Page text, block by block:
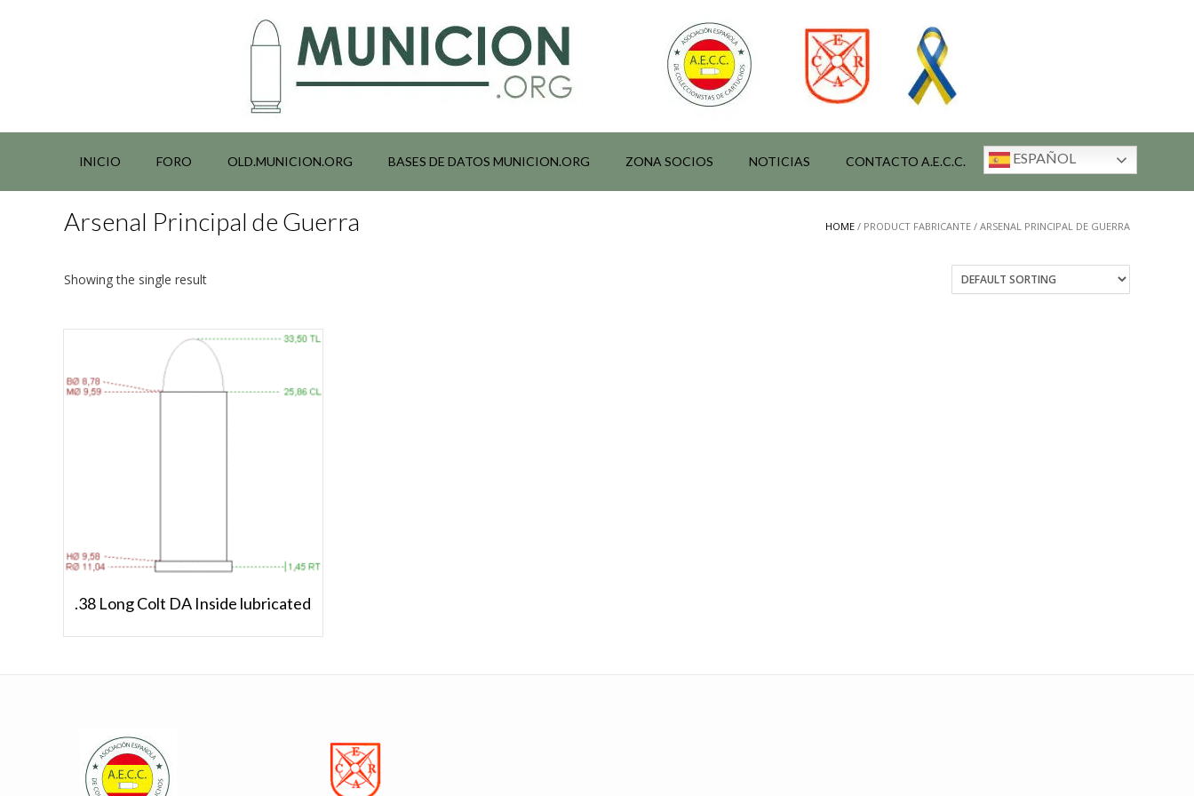
INICIO FORO OLD.MUNICION.ORG BASES DE DATOS MUNICION.ORG ZONA SOCIOS NOTICIAS CONTACTO A.E.C.C. ESPAÑOL
HOME / PRODUCT FABRICANTE / ARSENAL PRINCIPAL DE GUERRA
Arsenal Principal de Guerra
Showing the single result
.38 Long Colt DA Inside lubricated